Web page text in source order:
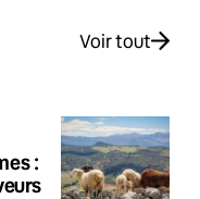
Voir tout
: